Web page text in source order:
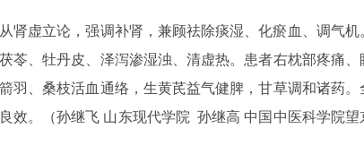
虚立论，强调补肾，兼顾祛除痰湿、化瘀血、调气机
苓、牡丹皮、泽泻渗湿浊、清虚热。患者右枕部疼痛、
羽、桑枝活血通络，生黄芪益气健脾，甘草调和诸药。
效。（孙继飞 山东现代学院 孙继高 中国中医科学院望